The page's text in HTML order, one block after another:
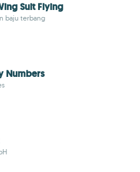
Suit Flying
baju terbang
Numbers